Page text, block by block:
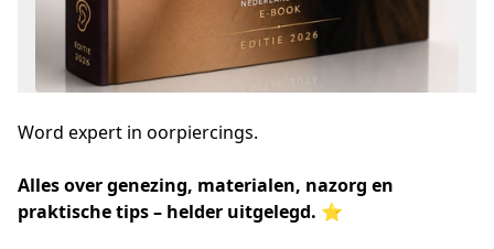
Word expert in oorpiercings.
Alles over genezing, materialen, nazorg en
praktische tips – helder uitgelegd. ⭐